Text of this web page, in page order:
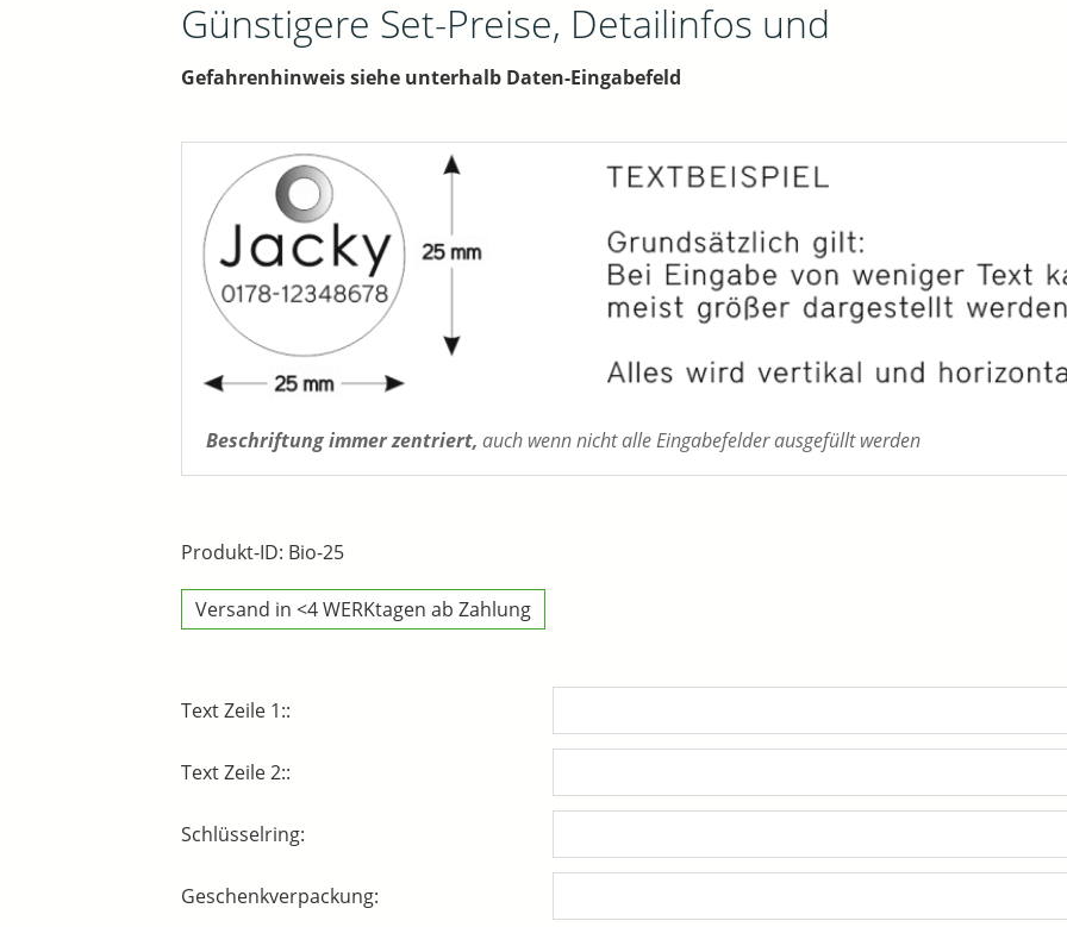
Günstigere Set-Preise, Detailinfos und
Gefahrenhinweis siehe unterhalb Daten-Eingabefeld
Beschriftung immer zentriert, auch wenn nicht alle Eingabefelder ausgefüllt werden
Produkt-ID: Bio-25
Versand in <4 WERKtagen ab Zahlung
Text Zeile 1::
Text Zeile 2::
Schlüsselring:
Geschenkverpackung: